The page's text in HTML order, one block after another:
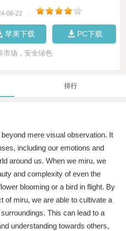
08-22
苹果下载 PC下载
市场，安全绿色
排行
mere visual observation. It
including our emotions and
around us. When we miru, we
and complexity of even the
blooming or a bird in flight. By
of miru, we are able to cultivate a
This can lead to a
understanding towards others,